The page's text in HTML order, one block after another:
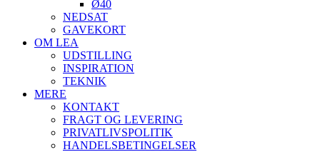
Ø40
NEDSAT
GAVEKORT
OM LEA
UDSTILLING
INSPIRATION
TEKNIK
MERE
KONTAKT
FRAGT OG LEVERING
PRIVATLIVSPOLITIK
HANDELSBETINGELSER